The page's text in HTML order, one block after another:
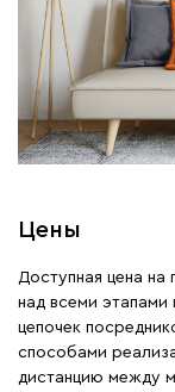
Цены
Доступная цена
над всеми этапами
цепочек
способами
дистанцию между